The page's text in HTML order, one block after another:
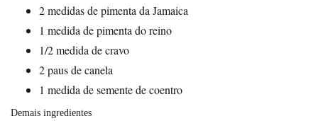
2 medidas de pimenta da Jamaica
1 medida de pimenta do reino
1/2 medida de cravo
2 paus de canela
1 medida de semente de coentro
Demais ingredientes